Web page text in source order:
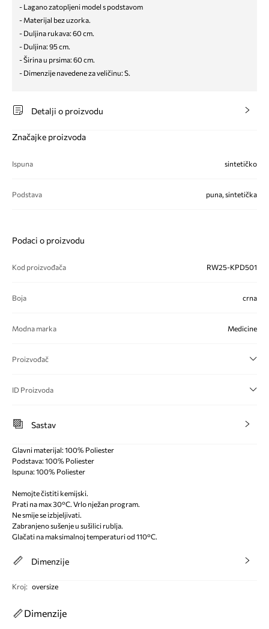
- Lagano zatopljeni model s podstavom
- Materijal bez uzorka.
- Duljina rukava: 60 cm.
- Duljina: 95 cm.
- Širina u prsima: 60 cm.
- Dimenzije navedene za veličinu: S.
Detalji o proizvodu
Značajke proizvoda
Ispuna sintetičko
Podstava puna, sintetička
Podaci o proizvodu
Kod proizvođača RW25-KPD501
Boja crna
Modna marka Medicine
Proizvođač
ID Proizvoda
Sastav
Glavni materijal: 100% Poliester
Podstava: 100% Poliester
Ispuna: 100% Poliester
Nemojte čistiti kemijski.
Prati na max 30°C. Vrlo nježan program.
Ne smije se izbjeljivati.
Zabranjeno sušenje u sušilici rublja.
Glačati na maksimalnoj temperaturi od 110°C.
Dimenzije
Kroj: oversize
Dimenzije